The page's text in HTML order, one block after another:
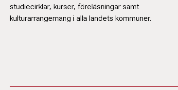
studiecirklar, kurser, föreläsningar samt
kulturarrangemang i alla landets kommuner.